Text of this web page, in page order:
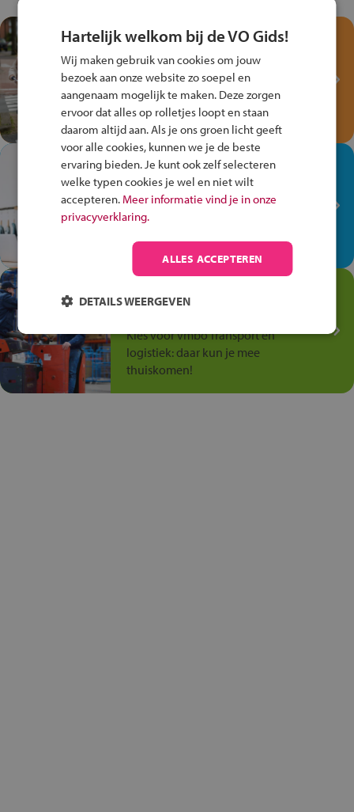
Test je kennis met het
Fiets Veilig
Verkeersspel!
Speel het Fiets Veilig Verkeersspel
en win een Cortina-fiets!
In de winkel ben je op je
plek!
Ontdek via het vmbo jouw talent
op de winkelvloer, waar elke dag
anders is!
Transport en Logistiek
Kies voor vmbo Transport en
logistiek: daar kun je mee
thuiskomen!
Hartelijk welkom bij de VO Gids!
Wij maken gebruik van cookies om jouw
bezoek aan onze website zo soepel en
aangenaam mogelijk te maken. Deze zorgen
ervoor dat alles op rolletjes loopt en staan
daarom altijd aan. Als je ons groen licht geeft
voor alle cookies, kunnen we je de beste
ervaring bieden. Je kunt ook zelf selecteren
welke typen cookies je wel en niet wilt
accepteren. Meer informatie vind je in onze
privacyverklaring.
ALLES ACCEPTEREN
DETAILS WEERGEVEN